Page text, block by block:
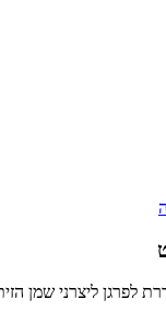
לפרגן ליצרני שמן